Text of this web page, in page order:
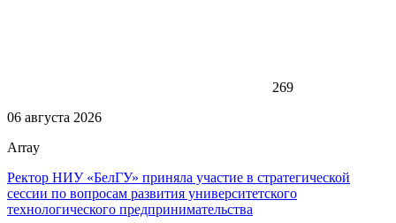
269
06 августа 2026
Array
Ректор НИУ «БелГУ» приняла участие в стратегической
сессии по вопросам развития университетского
технологического предпринимательства